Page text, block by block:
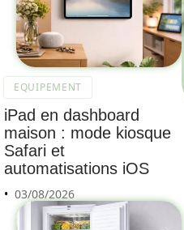
EQUIPEMENT
iPad en dashboard
maison : mode kiosque
Safari et
automatisations iOS
03/08/2026